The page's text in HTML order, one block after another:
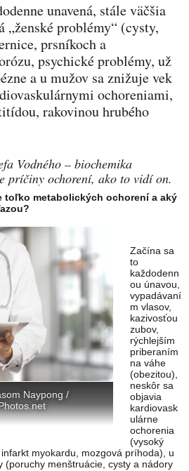
unavená, stále väčšia
„ženské problémy“ (cysty,
prsníkoch a
psychické problémy, už
a u mužov sa znižuje vek
ochoreniami,
rakovinou hrubého
Vodného – biochemika
príčiny ochorení, ako to vidí on.
toľko metabolických ochorení a aký
Naypong /
Začína sa
to
každodenn
ou únavou,
vypadávaní
m vlasov,
kazivosťou
zubov,
rýchlejším
priberaním
na váhe
(obezitou),
neskôr sa
objavia
kardiovask
ulárne
ochorenia
(vysoký
myokardu, mozgová príhoda), u
(poruchy menštruácie, cysty a nádory